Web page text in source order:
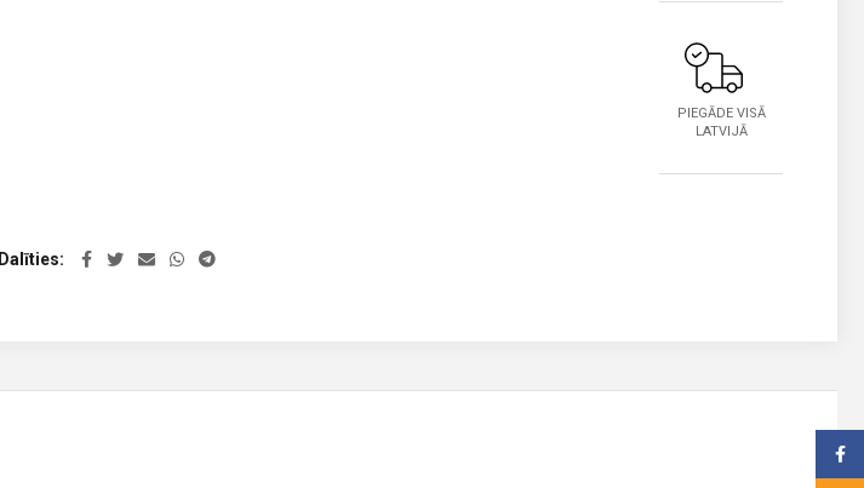
Dalīties
PIEGĀDE VISĀ
LATVIJĀ